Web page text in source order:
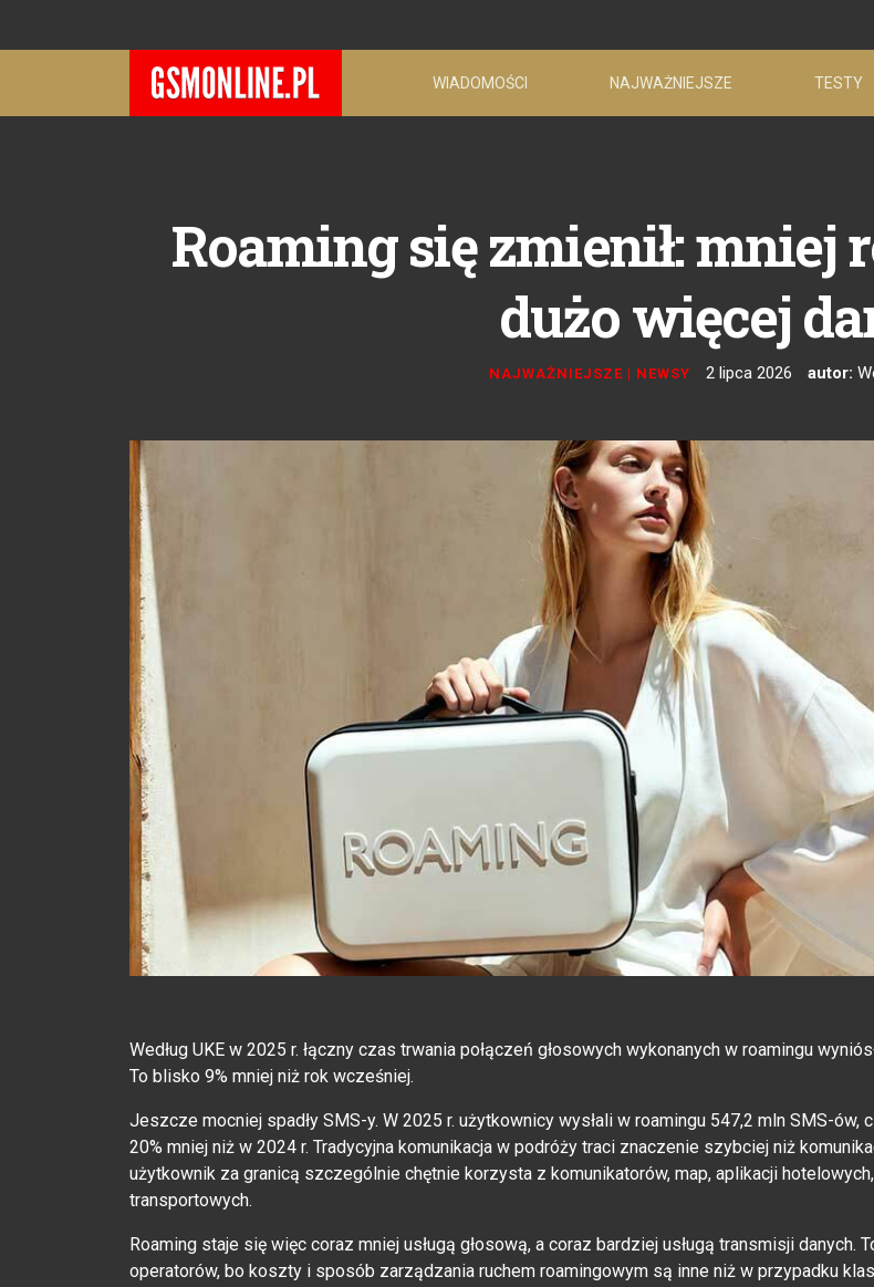
WIADOMOŚCI NAJWAŻNIEJSZE TESTY
Roaming się zmienił: mniej
dużo więcej
NAJWAŻNIEJSZE | NEWSY 2 lipca 2026 autor:
Według UKE w 2025 r. łączny czas trwania połączeń głosowych wykonanych w roamingu
To blisko 9% mniej niż rok wcześniej.
Jeszcze mocniej spadły SMS-y. W 2025 r. użytkownicy wysłali w roamingu 547,2 mln SMS-ów,
20% mniej niż w 2024 r. Tradycyjna komunikacja w podróży traci znaczenie szybciej niż
użytkownik za granicą szczególnie chętnie korzysta z komunikatorów, map, aplikacji
transportowych.
Roaming staje się więc coraz mniej usługą głosową, a coraz bardziej usługą transmisji danych.
operatorów, bo koszty i sposób zarządzania ruchem roamingowym są inne niż w przypadku